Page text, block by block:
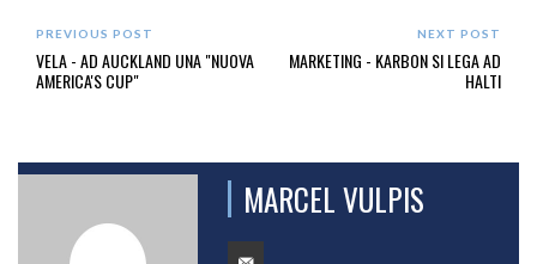
PREVIOUS POST
VELA - AD AUCKLAND UNA "NUOVA
AMERICA'S CUP"
NEXT POST
MARKETING - KARBON SI LEGA AD
HALTI
MARCEL VULPIS